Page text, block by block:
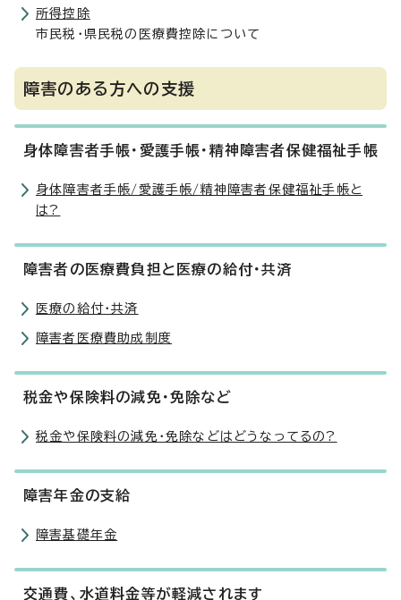
所得控除
市民税・県民税の医療費控除について
障害のある方への支援
身体障害者手帳・愛護手帳・精神障害者保健福祉手帳
身体障害者手帳/愛護手帳/精神障害者保健福祉手帳と
は?
障害者の医療費負担と医療の給付・共済
医療の給付・共済
障害者医療費助成制度
税金や保険料の減免・免除など
税金や保険料の減免・免除などはどうなってるの?
障害年金の支給
障害基礎年金
交通費、水道料金等が軽減されます